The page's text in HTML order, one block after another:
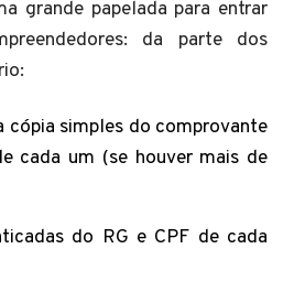
grande papelada para entrar
da parte dos
cópia simples do comprovante
cada um (se houver mais de
do RG e CPF de cada